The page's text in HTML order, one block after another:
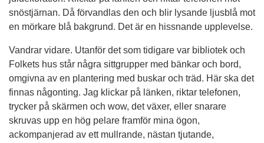
snöstjärnan. Då förvandlas den och blir lysande ljusblå mot
en mörkare blå bakgrund. Det är en hissnande upplevelse.
Vandrar vidare. Utanför det som tidigare var bibliotek och
Folkets hus står några sittgrupper med bänkar och bord,
omgivna av en plantering med buskar och träd. Här ska det
finnas någonting. Jag klickar på länken, riktar telefonen,
trycker på skärmen och wow, det växer, eller snarare
skruvas upp en hög pelare framför mina ögon,
ackompanjerad av ett mullrande, nästan tjutande,